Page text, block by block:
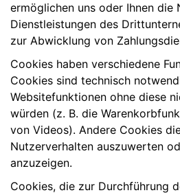
ermöglichen uns oder Ihnen die
Dienstleistungen des
zur Abwicklung von
Cookies haben verschiedene
Cookies sind technisch
Websitefunktionen ohne diese
würden (z. B. die
von Videos). Andere Cookies
Nutzerverhalten auszuwerten
anzuzeigen.
Cookies, die zur Durchführung